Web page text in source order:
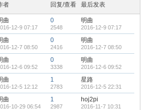
者 回复/查看 最后发表
曲
12-9 07:17
0
2548
明曲
2016-12-9 07:17
曲
12-7 08:50
0
2416
明曲
2016-12-7 08:50
曲
12-6 09:52
0
3338
明曲
2016-12-6 09:52
曲
12-5 12:12
1
2783
星路
2016-12-5 22:31
曲
10-29 06:54
1
2987
hoj2pi
2016-11-7 10:31